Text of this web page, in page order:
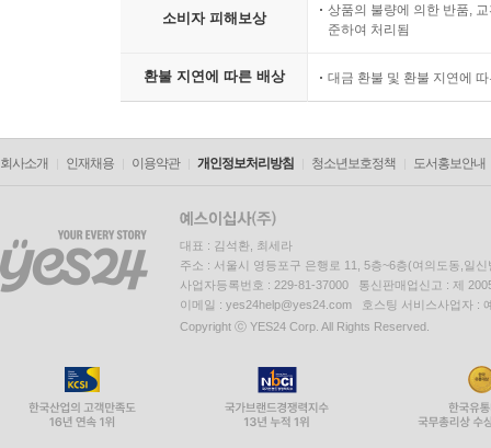
소비자 피해보상
상품의 불량에 의한 반품,
준하여 처리됨
환불 지연에 따른 배상 대금 환불 및 환불 지연에
회사소개 인재채용 이용약관 개인정보처리방침 청소년보호정책 도서홍보안내
대표 : 김석환, 최세라
주소 : 서울시 영등포구 은행로 11, 5층~6층(여의도동,일신
사업자등록번호 : 229-81-37000 통신판매업신고 : 제
이메일 : yes24help@yes24.com 호스팅 서비스사업자 :
Copyright ⓒ YES24 Corp. All Rights Reserved.